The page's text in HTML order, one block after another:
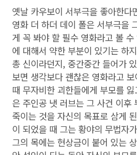
옛날 카우보이 서부극을 좋아한다
영화 더 하더 데이 폴은 서부극을
게 꼭 봐야 할 필수 영화라고 볼
에 대해서 약한 부분이 있기는 하
총 신이라던지, 중간중간 들어가
보면 생각보다 괜찮은 영화라고
때 무자비한 괴한들에게 부모를
은 주인공 냇 러브는 그 사건 이후
죽이는 것을 자신의 목표로 삼게
이 되었을 때 그는 황야의 무법자
그의 목에는 현상금이 붙어 있는